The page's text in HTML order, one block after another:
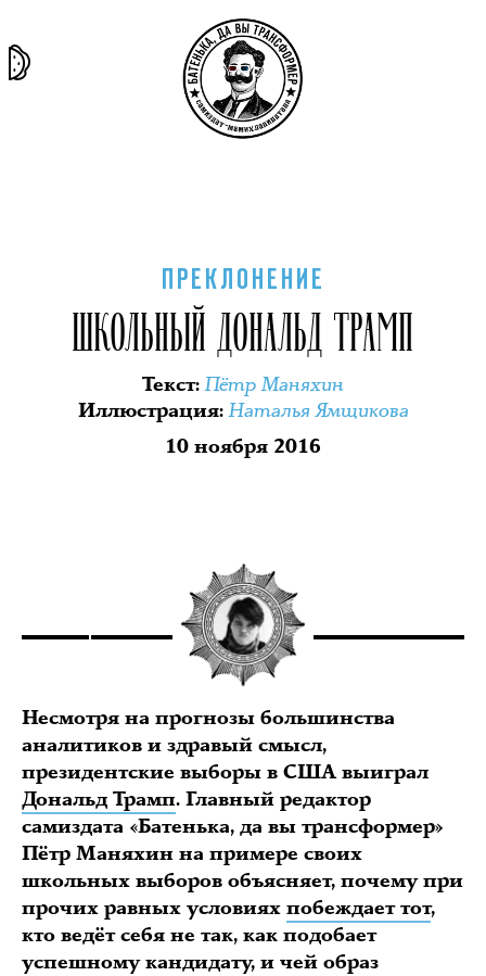
ПРЕКЛОНЕНИЕ
ШКОЛЬНЫЙ ДОНАЛЬД ТРАМП
Текст:Пётр Маняхин
Иллюстрация:Наталья Ямщикова
10 ноября 2016
Несмотря на прогнозы большинства
аналитиков и здравый смысл,
президентские выборы в США выиграл
Дональд Трамп. Главный редактор
самиздата «Батенька, да вы трансформер»
Пётр Маняхин на примере своих
школьных выборов объясняет, почему при
прочих равных условиях побеждает тот,
кто ведёт себя не так, как подобает
успешному кандидату, и чей образ